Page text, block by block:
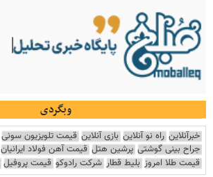
وبگردی
خبرآنلاین راه نو آنلاین بازی آنلاین قیمت تلویزیون سونی
جراح بینی گوشتی پرشین هتل قیمت آهن فولاد ایرانیان
قیمت طلا امروز بلیط قطار شرکت رادوکو قیمت پروفیل